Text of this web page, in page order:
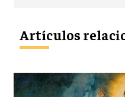
Artículos